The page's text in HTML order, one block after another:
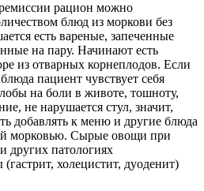
рацион можно
блюд из моркови без
есть вареные, запеченные
на пару. Начинают есть
из отварных корнеплодов. Если
пациент чувствует себя
на боли в животе, тошноту,
не нарушается стул, значит,
добавлять к меню и другие блюда
морковью. Сырые овощи при
других патологиях
холецистит, дуоденит)